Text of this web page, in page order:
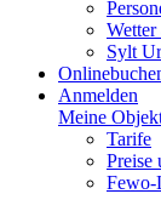
Sylt
Anmelden
Meine
Tarife
Preise
Fewo-